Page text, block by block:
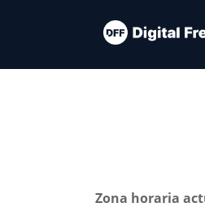
Zona horaria